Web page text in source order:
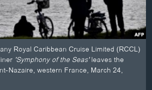
Royal Caribbean Cruise Limited (RCCL)
'Symphony of the Seas'leaves the
Nazaire, western France, March 24,